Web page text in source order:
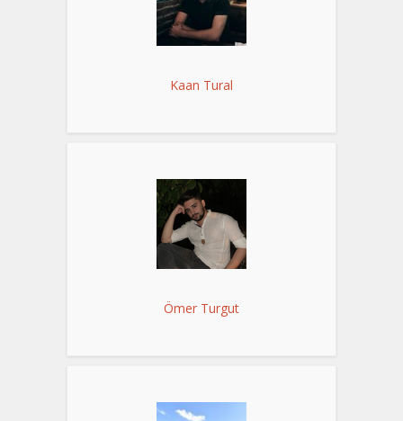
Kaan Tural
Ömer Turgut